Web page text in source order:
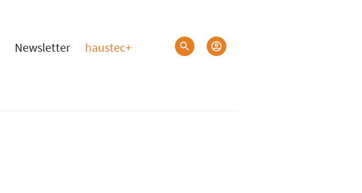
Newsletter haustec+